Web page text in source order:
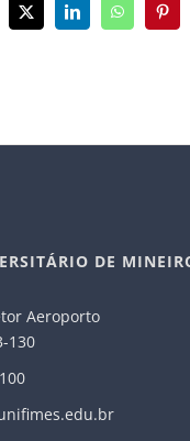
X LinkedInWhatsApp
DE
Aeroporto
130